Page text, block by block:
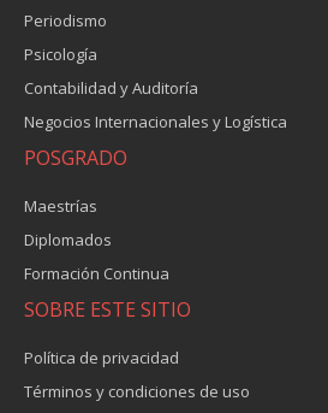
Periodismo
Psicología
Contabilidad y Auditoría
Negocios Internacionales y Logística
POSGRADO
Maestrías
Diplomados
Formación Continua
SOBRE ESTE SITIO
Política de privacidad
Términos y condiciones de uso